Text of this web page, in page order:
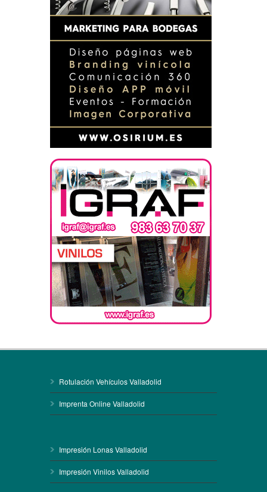
Rotulación Vehículos Valladolid
Imprenta Online Valladolid
Impresión Lonas Valladolid
Impresión Vinilos Valladolid